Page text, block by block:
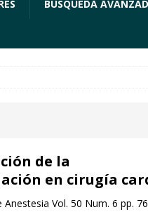
BÚSQUEDA
de la
en cirugía
Anestesia Vol. 50 Num. 6 pp.